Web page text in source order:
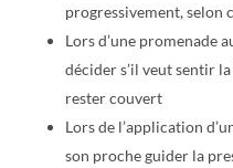
progressivement, selon
Lors d’une promenade
décider s’il veut sentir
rester couvert
Lors de l’application
son proche guider la